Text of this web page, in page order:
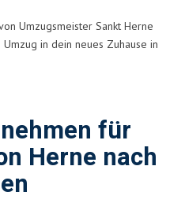
Umzugsmeister Sankt Herne
in dein neues Zuhause in
für
Herne nach